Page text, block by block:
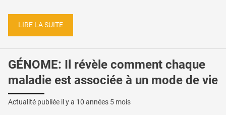
LIRE LA SUITE
GÉNOME: Il révèle comment chaque
maladie est associée à un mode de vie
Actualité publiée il y a 10 années 5 mois